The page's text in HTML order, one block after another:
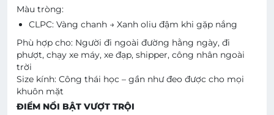
Màu tròng:
CLPC: Vàng chanh → Xanh oliu đậm khi gặp nắng
Phù hợp cho: Người đi ngoài đường hằng ngày, đi
phượt, chạy xe máy, xe đạp, shipper, công nhân ngoài
trời
Size kính: Công thái học – gần như đeo được cho mọi
khuôn mặt
ĐIỂM NỔI BẬT VƯỢT TRỘI